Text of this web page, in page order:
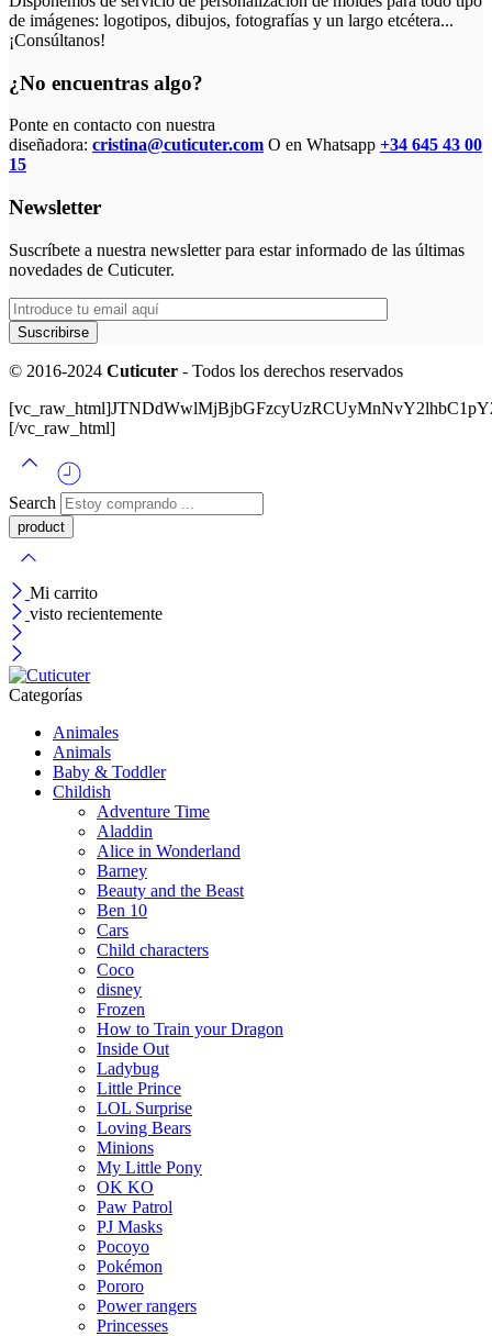
de imágenes: logotipos, dibujos, fotografías y un largo etcétera...
¡Consúltanos!
¿No encuentras algo?
Ponte en contacto con nuestra
diseñadora: cristina@cuticuter.com O en Whatsapp +34 645 43 00
15
Newsletter
Suscríbete a nuestra newsletter para estar informado de las últimas
novedades de Cuticuter.
© 2016-2024 Cuticuter - Todos los derechos reservados
[/vc_raw_html]
Search
Mi carrito
visto recientemente
Categorías
Animales
Animals
Baby & Toddler
Childish
Adventure Time
Aladdin
Alice in Wonderland
Barney
Beauty and the Beast
Ben 10
Cars
Child characters
Coco
disney
Frozen
How to Train your Dragon
Inside Out
Ladybug
Little Prince
LOL Surprise
Loving Bears
Minions
My Little Pony
OK KO
Paw Patrol
PJ Masks
Pocoyo
Pokémon
Pororo
Power rangers
Princesses